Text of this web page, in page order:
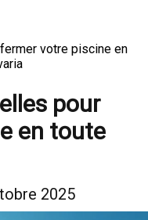
votre piscine en
pour
en toute
2025